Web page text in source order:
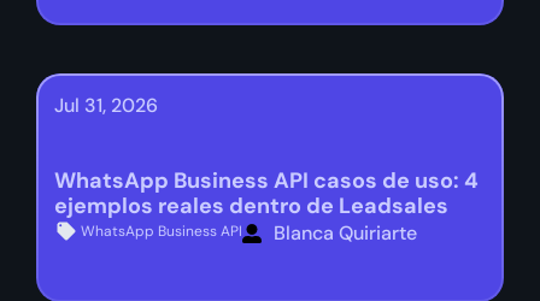
Jul 31, 2026
WhatsApp Business API casos de uso: 4
ejemplos reales dentro de Leadsales
WhatsApp Business API Blanca Quiriarte